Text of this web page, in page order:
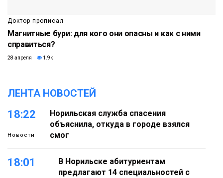
Доктор прописал
Магнитные бури: для кого они опасны и как с ними
справиться?
28 апреля 1.9k
ЛЕНТА НОВОСТЕЙ
18:22
Новости
Норильская служба спасения
объяснила, откуда в городе взялся
смог
18:01
В Норильске абитуриентам
предлагают 14 специальностей с